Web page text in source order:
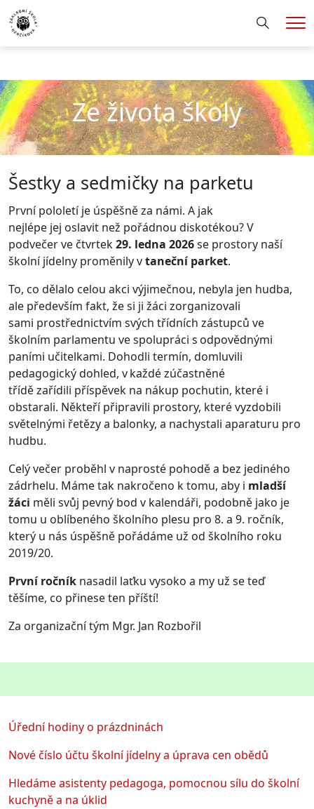
Hledání
Ze života školy
Šestky a sedmičky na parketu
První pololetí je úspěšně za námi. A jak
nejlépe jej oslavit než pořádnou diskotékou? V
podvečer ve čtvrtek29. ledna 2026se prostory naší
školní jídelny proměnily vtaneční parket.
To, co dělalo celou akci výjimečnou, nebyla jen hudba,
ale především fakt, že si ji žáci zorganizovali
sami prostřednictvím svých třídních zástupců ve
školním parlamentu ve spolupráci s odpovědnými
paními učitelkami. Dohodli termín, domluvili
pedagogický dohled, v každé zúčastněné
třídězařídili příspěvek na nákup pochutin, které i
obstarali. Někteří připravili prostory, které vyzdobili
světelnými řetězy a balonky, a nachystali aparaturu pro
hudbu.
Celý večer proběhl v naprosté pohodě a bez jediného
zádrhelu. Máme tak nakročeno k tomu, aby i mladší
žáci měli svůj pevný bod v kalendáři, podobně jako je
tomu u oblíbeného školního plesu pro 8. a 9. ročník,
který u nás úspěšně pořádáme už od školního roku
2019/20.
První ročník nasadil laťku vysoko a my už se teď
těšíme, co přinese ten příští!
Za organizační tým Mgr. Jan Rozbořil
Úřední hodiny o prázdninách
Nové číslo účtu školní jídelny a úprava cen obědů
Hledáme asistenty pedagoga, pomocnou sílu do školní
kuchyně a na úklid